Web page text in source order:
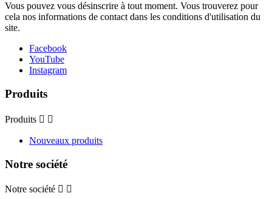
Vous pouvez vous désinscrire à tout moment. Vous trouverez pour
cela nos informations de contact dans les conditions d'utilisation du
site.
Facebook
YouTube
Instagram
Produits
Produits  
Nouveaux produits
Notre société
Notre société  